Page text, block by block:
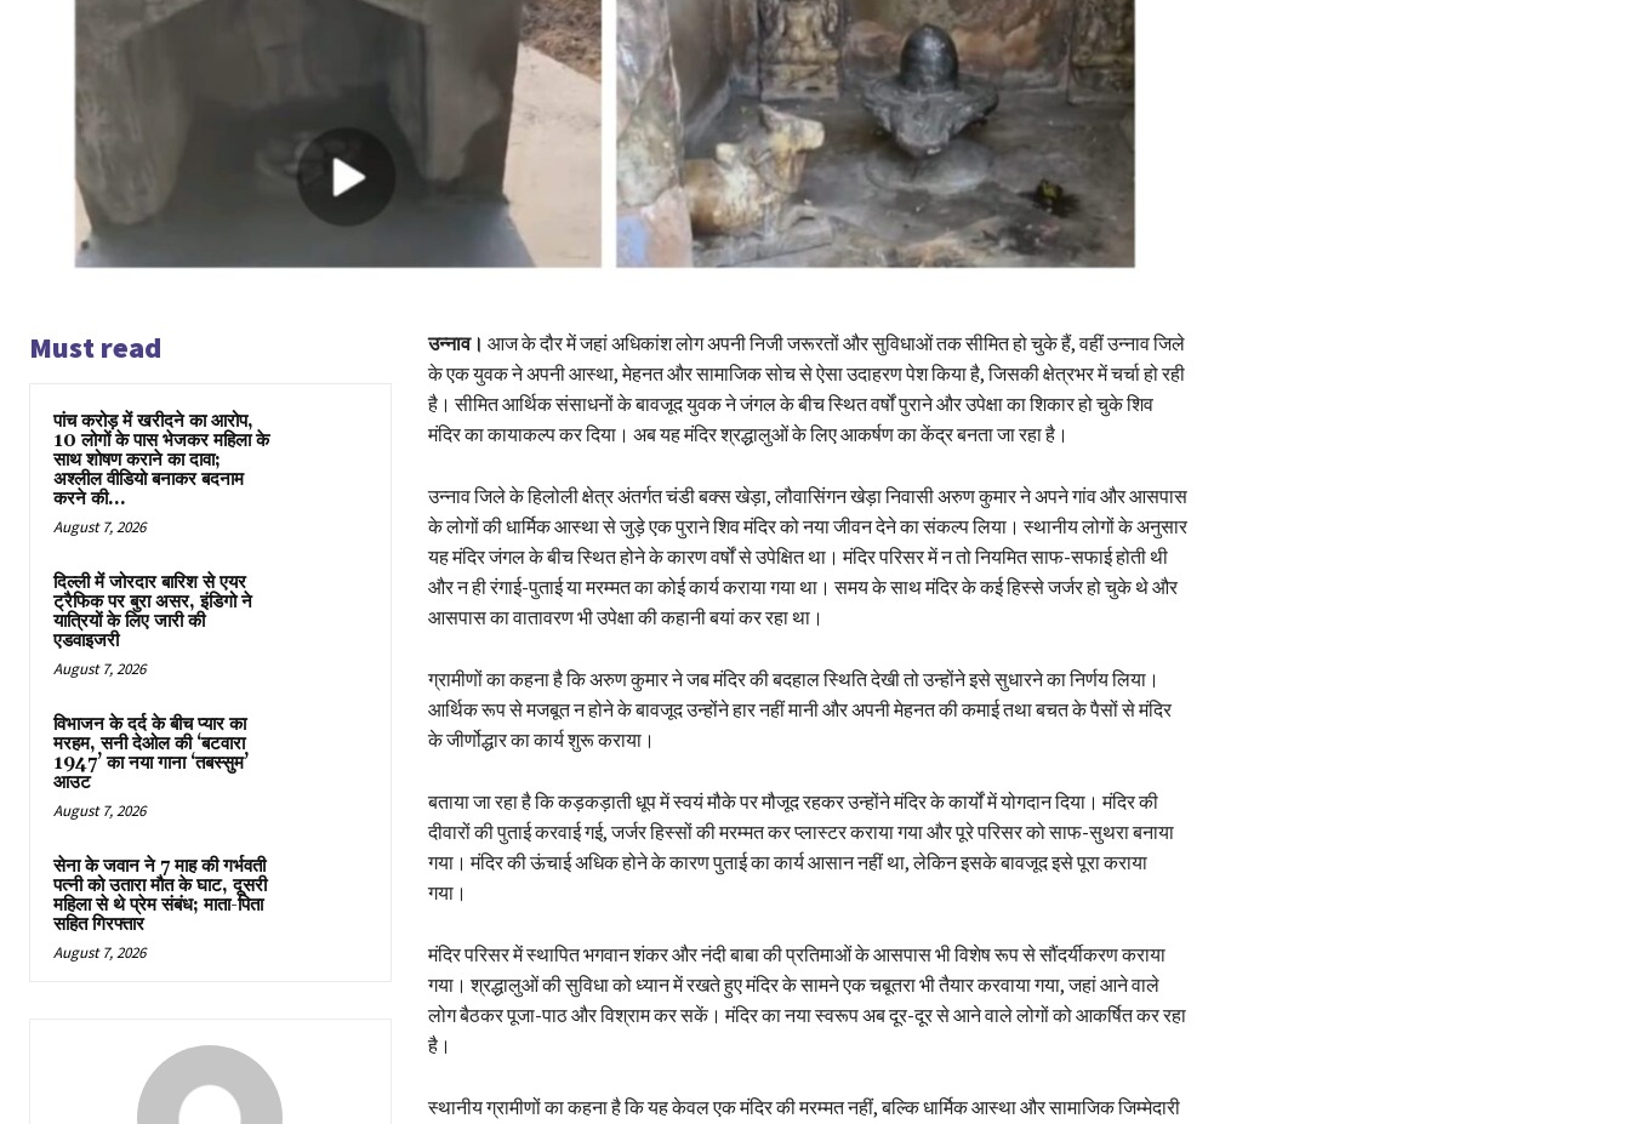
Must read
पांच करोड़ में खरीदने का आरोप,
10 लोगों के पास भेजकर महिला के
साथ शोषण कराने का दावा;
अश्लील वीडियो बनाकर बदनाम
करने की...
August 7, 2026
दिल्ली में जोरदार बारिश से एयर
ट्रैफिक पर बुरा असर, इंडिगो ने
यात्रियों के लिए जारी की
एडवाइजरी
August 7, 2026
विभाजन के दर्द के बीच प्यार का
मरहम, सनी देओल की ‘बटवारा
1947’ का नया गाना ‘तबस्सुम’
आउट
August 7, 2026
सेना के जवान ने 7 माह की गर्भवती
पत्नी को उतारा मौत के घाट, दूसरी
महिला से थे प्रेम संबंध; माता-पिता
सहित गिरफ्तार
August 7, 2026
उन्नाव। आज के दौर में जहां अधिकांश लोग अपनी निजी जरूरतों और सुविधाओं तक सीमित हो चुके हैं, वहीं उन्नाव जिले
के एक युवक ने अपनी आस्था, मेहनत और सामाजिक सोच से ऐसा उदाहरण पेश किया है, जिसकी क्षेत्रभर में चर्चा हो रही
है। सीमित आर्थिक संसाधनों के बावजूद युवक ने जंगल के बीच स्थित वर्षों पुराने और उपेक्षा का शिकार हो चुके शिव
मंदिर का कायाकल्प कर दिया। अब यह मंदिर श्रद्धालुओं के लिए आकर्षण का केंद्र बनता जा रहा है।
उन्नाव जिले के हिलोली क्षेत्र अंतर्गत चंडी बक्स खेड़ा, लौवासिंगन खेड़ा निवासी अरुण कुमार ने अपने गांव और आसपास
के लोगों की धार्मिक आस्था से जुड़े एक पुराने शिव मंदिर को नया जीवन देने का संकल्प लिया। स्थानीय लोगों के अनुसार
यह मंदिर जंगल के बीच स्थित होने के कारण वर्षों से उपेक्षित था। मंदिर परिसर में न तो नियमित साफ-सफाई होती थी
और न ही रंगाई-पुताई या मरम्मत का कोई कार्य कराया गया था। समय के साथ मंदिर के कई हिस्से जर्जर हो चुके थे और
आसपास का वातावरण भी उपेक्षा की कहानी बयां कर रहा था।
ग्रामीणों का कहना है कि अरुण कुमार ने जब मंदिर की बदहाल स्थिति देखी तो उन्होंने इसे सुधारने का निर्णय लिया।
आर्थिक रूप से मजबूत न होने के बावजूद उन्होंने हार नहीं मानी और अपनी मेहनत की कमाई तथा बचत के पैसों से मंदिर
के जीर्णोद्धार का कार्य शुरू कराया।
बताया जा रहा है कि कड़कड़ाती धूप में स्वयं मौके पर मौजूद रहकर उन्होंने मंदिर के कार्यों में योगदान दिया। मंदिर की
दीवारों की पुताई करवाई गई, जर्जर हिस्सों की मरम्मत कर प्लास्टर कराया गया और पूरे परिसर को साफ-सुथरा बनाया
गया। मंदिर की ऊंचाई अधिक होने के कारण पुताई का कार्य आसान नहीं था, लेकिन इसके बावजूद इसे पूरा कराया
गया।
मंदिर परिसर में स्थापित भगवान शंकर और नंदी बाबा की प्रतिमाओं के आसपास भी विशेष रूप से सौंदर्यीकरण कराया
गया। श्रद्धालुओं की सुविधा को ध्यान में रखते हुए मंदिर के सामने एक चबूतरा भी तैयार करवाया गया, जहां आने वाले
लोग बैठकर पूजा-पाठ और विश्राम कर सकें। मंदिर का नया स्वरूप अब दूर-दूर से आने वाले लोगों को आकर्षित कर रहा
है।
स्थानीय ग्रामीणों का कहना है कि यह केवल एक मंदिर की मरम्मत नहीं, बल्कि धार्मिक आस्था और सामाजिक जिम्मेदारी